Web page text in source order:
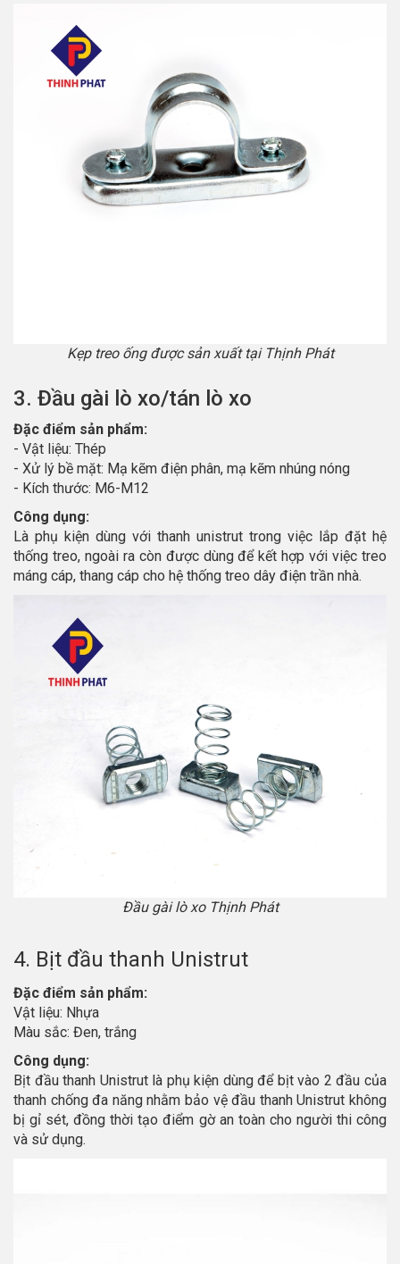
Kẹp treo ống được sản xuất tại Thịnh Phát
3. Đầu gài lò xo/tán lò xo
Đặc điểm sản phẩm:
- Vật liệu: Thép
- Xử lý bề mặt: Mạ kẽm điện phân, mạ kẽm nhúng nóng
- Kích thước: M6-M12
Công dụng:
Là phụ kiện dùng với thanh unistrut trong việc lắp đặt hệ
thống treo, ngoài ra còn được dùng để kết hợp với việc treo
máng cáp, thang cáp cho hệ thống treo dây điện trần nhà.
Đầu gài lò xo Thịnh Phát
4. Bịt đầu thanh Unistrut
Đặc điểm sản phẩm:
Vật liệu: Nhựa
Màu sắc: Đen, trắng
Công dụng:
Bịt đầu thanh Unistrut là phụ kiện dùng để bịt vào 2 đầu của
thanh chống đa năng nhằm bảo vệ đầu thanh Unistrut không
bị gỉ sét, đồng thời tạo điểm gờ an toàn cho người thi công
và sử dụng.